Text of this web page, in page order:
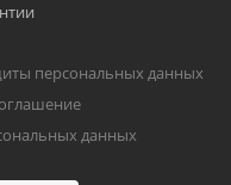
персональных данных
данных